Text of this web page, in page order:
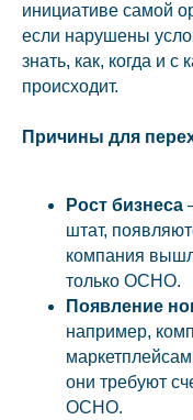
инициативе самой
если нарушены
знать, как, когда и
происходит.
Причины для
Рост бизнеса
штат,
компания
только ОСНО.
Появление
например,
они требуют
ОСНО.